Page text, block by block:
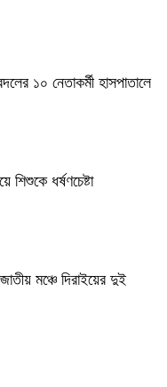
১০ নেতাকর্মী হাসপাতালে
ধর্ষণচেষ্টা
মঞ্চে দিরাইয়ের দুই